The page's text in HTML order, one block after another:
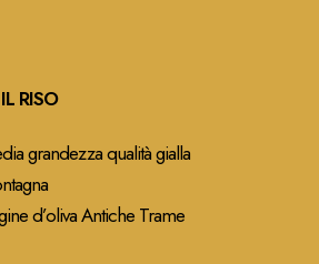
RISO
grandezza qualità gialla
d’oliva Antiche Trame